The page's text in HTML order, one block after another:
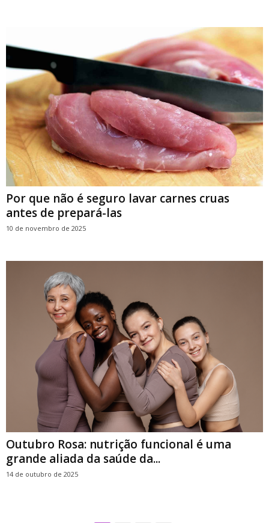
Por que não é seguro lavar carnes cruas
antes de prepará-las
10 de novembro de 2025
Outubro Rosa: nutrição funcional é uma
grande aliada da saúde da...
14 de outubro de 2025